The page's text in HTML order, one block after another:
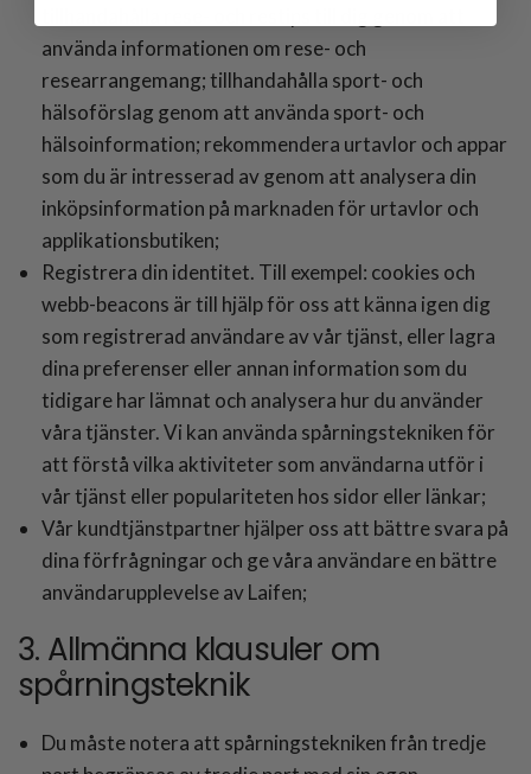
använda informationen om rese- och
researrangemang; tillhandahålla sport- och
hälsoförslag genom att använda sport- och
hälsoinformation; rekommendera urtavlor och appar
som du är intresserad av genom att analysera din
inköpsinformation på marknaden för urtavlor och
applikationsbutiken;
Registrera din identitet. Till exempel: cookies och
webb-beacons är till hjälp för oss att känna igen dig
som registrerad användare av vår tjänst, eller lagra
dina preferenser eller annan information som du
tidigare har lämnat och analysera hur du använder
våra tjänster. Vi kan använda spårningstekniken för
att förstå vilka aktiviteter som användarna utför i
vår tjänst eller populariteten hos sidor eller länkar;
Vår kundtjänstpartner hjälper oss att bättre svara på
dina förfrågningar och ge våra användare en bättre
användarupplevelse av Laifen;
3. Allmänna klausuler om
spårningsteknik
Du måste notera att spårningstekniken från tredje